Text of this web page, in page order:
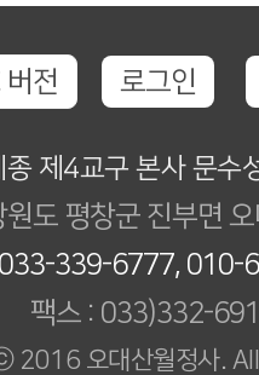
버전 로그인
종 제4교구 본사 문수
도 평창군 진부면
033-339-6777, 010-
팩스 : 033)332-
2016 오대산월정사.